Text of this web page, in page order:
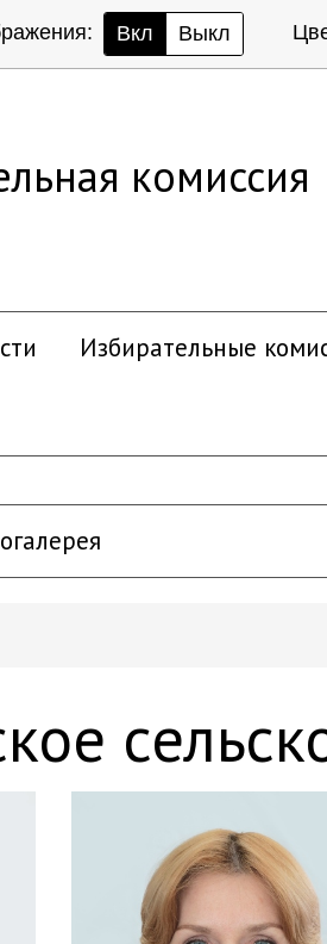
Вкл Выкл
комиссия
Избирательные